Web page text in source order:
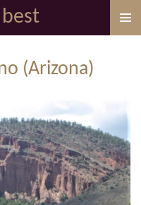
(Arizona)